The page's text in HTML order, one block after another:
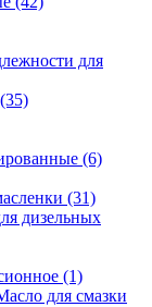
для
(35)
(6)
(31)
дизельных
(1)
для смазки